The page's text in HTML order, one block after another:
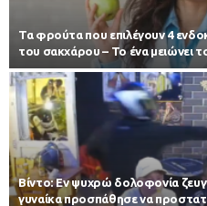
Τα φρούτα που επιλέγουν 4
του σακχάρου – Το ένα μειώνει
Βίντο: Εν ψυχρώ δολοφονία
γυναίκα προσπάθησε να